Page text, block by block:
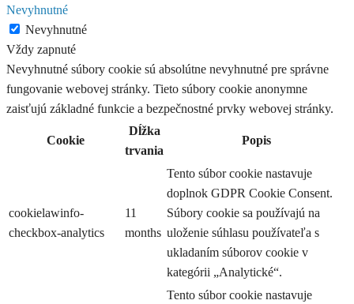
Nevyhnutné
Nevyhnutné
Vždy zapnuté
Nevyhnutné súbory cookie sú absolútne nevyhnutné pre správne
fungovanie webovej stránky. Tieto súbory cookie anonymne
zaisťujú základné funkcie a bezpečnostné prvky webovej stránky.
Cookie
Dĺžka
trvania
Popis
cookielawinfo-
checkbox-analytics
11
months
Tento súbor cookie nastavuje
doplnok GDPR Cookie Consent.
Súbory cookie sa používajú na
uloženie súhlasu používateľa s
ukladaním súborov cookie v
kategórii „Analytické“.
Tento súbor cookie nastavuje